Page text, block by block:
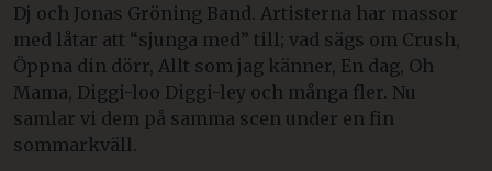
Dj och Jonas Gröning Band. Artisterna har massor
med låtar att “sjunga med” till; vad sägs om Crush,
Öppna din dörr, Allt som jag känner, En dag, Oh
Mama, Diggi-loo Diggi-ley och många fler. Nu
samlar vi dem på samma scen under en fin
sommarkväll.